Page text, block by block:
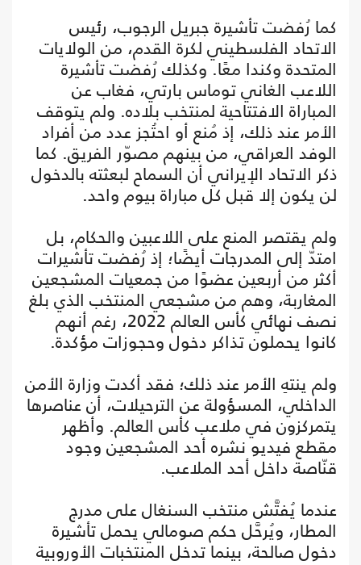
كما رُفضت تأشيرة جبريل الرجوب، رئيس
الاتحاد الفلسطيني لكرة القدم، من الولايات
المتحدة وكندا معًا. وكذلك رُفضت تأشيرة
اللاعب الغاني توماس بارتي، فغاب عن
المباراة الافتتاحية لمنتخب بلاده. ولم يتوقف
الأمر عند ذلك، إذ مُنع أو احتُجز عدد من أفراد
الوفد العراقي، من بينهم مصوّر الفريق. كما
ذكر الاتحاد الإيراني أن السماح لبعثته بالدخول
لن يكون إلا قبل كل مباراة بيوم واحد.
ولم يقتصر المنع على اللاعبين والحكام، بل
امتدّ إلى المدرجات أيضًا؛ إذ رُفضت تأشيرات
أكثر من أربعين عضوًا من جمعيات المشجعين
المغاربة، وهم من مشجعي المنتخب الذي بلغ
نصف نهائي كأس العالم 2022، رغم أنهم
كانوا يحملون تذاكر دخول وحجوزات مؤكدة.
ولم ينتهِ الأمر عند ذلك؛ فقد أكدت وزارة الأمن
الداخلي، المسؤولة عن الترحيلات، أن عناصرها
يتمركزون في ملاعب كأس العالم. وأظهر
مقطع فيديو نشره أحد المشجعين وجود
قنّاصة داخل أحد الملاعب.
عندما يُفتَّش منتخب السنغال على مدرج
المطار، ويُرحَّل حكم صومالي يحمل تأشيرة
دخول صالحة، بينما تدخل المنتخبات الأوروبية